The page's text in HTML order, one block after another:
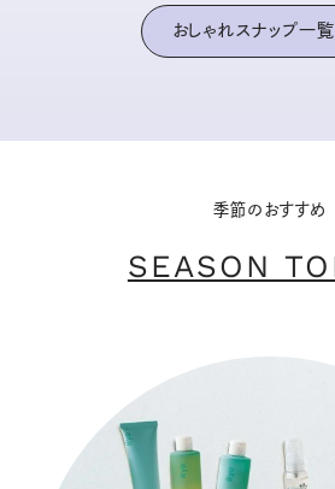
おしゃれスナップ一覧
季節のおすすめ
SEASON